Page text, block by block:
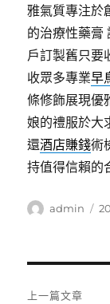
雅氣質專注於
的治療性藥膏
戶訂製舊只要
收眾多專業早
條修飾展現優
娘的禮服於大
還酒店賺錢術
持值得信賴的
作
admin
發
上一篇文章